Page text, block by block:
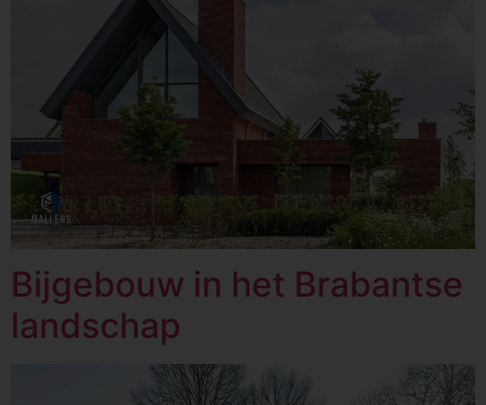
Bijgebouw in het Brabantse
landschap